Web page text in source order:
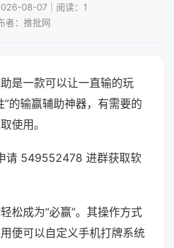
08-07｜阅读：1
者：推批网
是一款可以让一直输的玩
”的输赢辅助神器，有需要的
使用。
请 549552478 进群获取软
松成为“必赢”。其操作方式
便可以自定义手机打牌系统